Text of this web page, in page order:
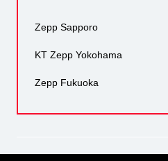
Zepp Sapporo
KT Zepp Yokohama
Zepp Fukuoka